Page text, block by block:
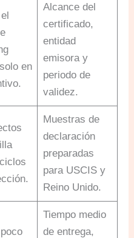
en
Alcance del
certificado,
entidad
emisora y
periodo de
validez.
Muestras de
declaración
preparadas
para USCIS y
Reino Unido.
Tiempo medio
de entrega,